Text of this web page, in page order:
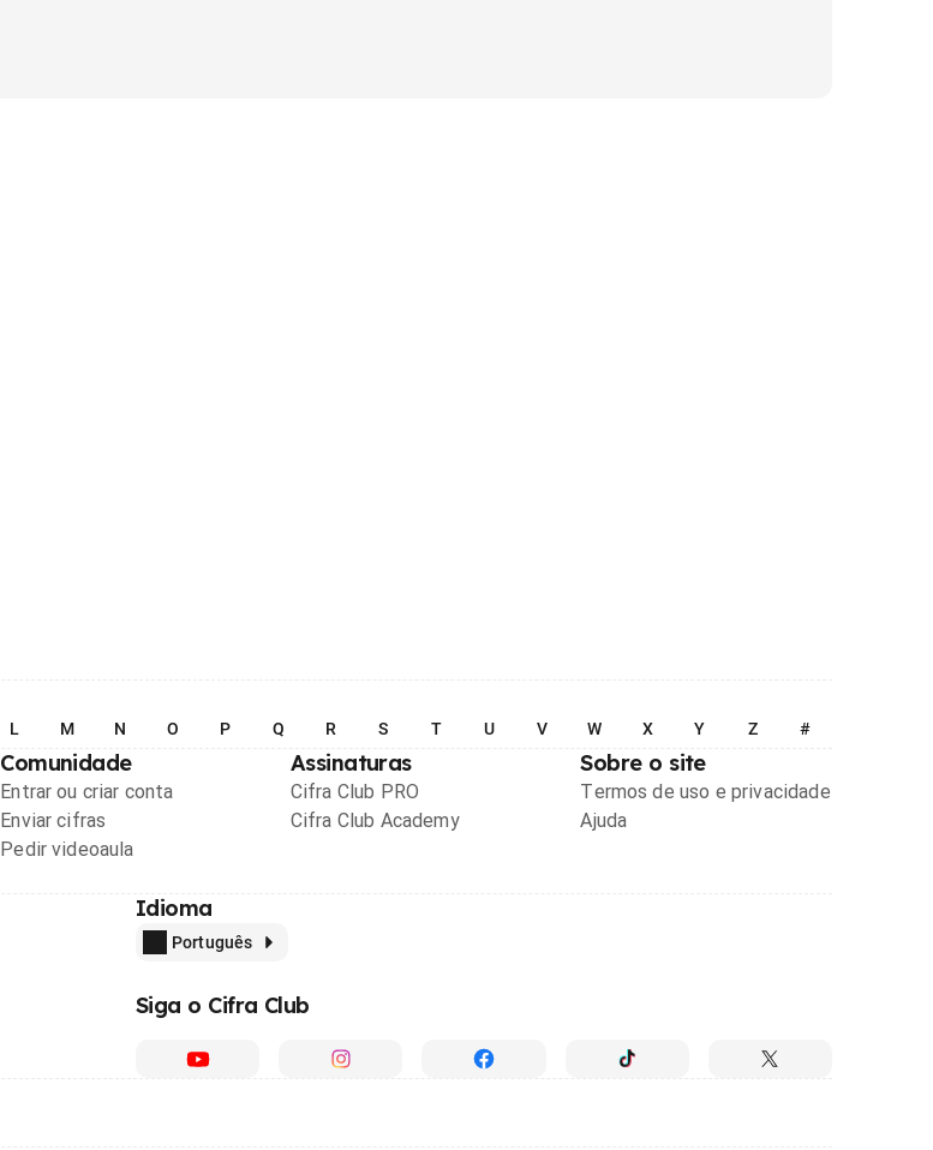
L M N O P Q R S T U V W X Y Z #
Comunidade
Entrar ou criar conta
Enviar cifras
Pedir videoaula
Assinaturas
Cifra Club PRO
Cifra Club Academy
Sobre o site
Termos de uso e privacidade
Ajuda
Idioma
Português
Siga o Cifra Club